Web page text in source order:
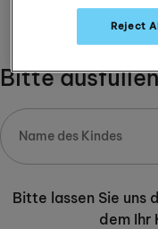
-
Bitte
Bitte lassen Sie uns
dem Ihr
Reject